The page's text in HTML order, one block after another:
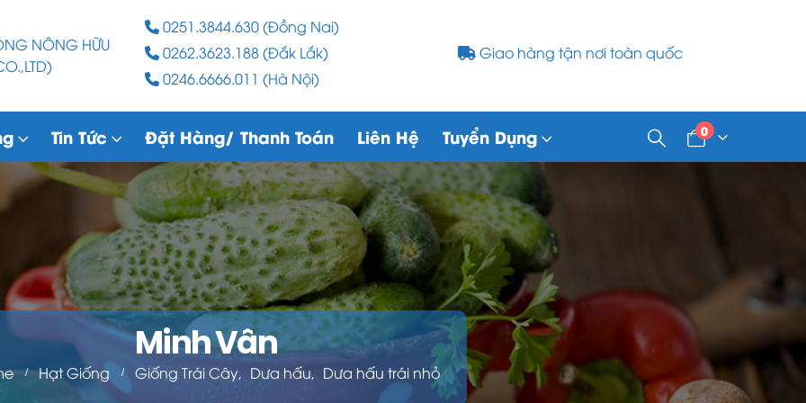
NÔNG HỮU
0251.3844.630 (Đồng Nai)
0262.3623.188 (Đắk Lắk)
0246.6666.011 (Hà Nội)
Giao hàng tận nơi toàn quốc
Tin Tức Đặt Hàng/ Thanh Toán Liên Hệ Tuyển Dụng 0
Minh Vân
Hạt Giống Giống Trái Cây, Dưa hấu, Dưa hấu trái nhỏ